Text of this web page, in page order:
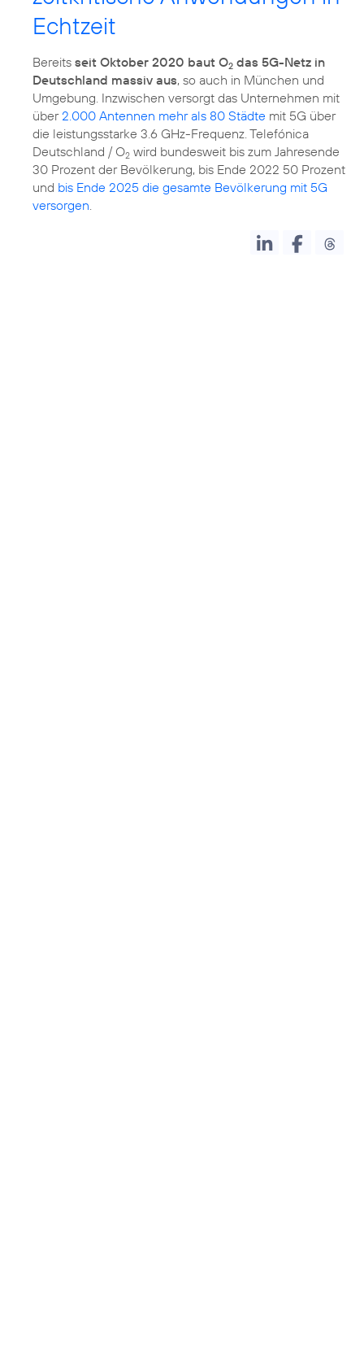
Echtzeit
Bereits seit Oktober 2020 baut O2 das 5G-Netz in
Deutschland massiv aus, so auch in München und
Umgebung. Inzwischen versorgt das Unternehmen mit
über 2.000 Antennen mehr als 80 Städte mit 5G über
die leistungsstarke 3.6 GHz-Frequenz. Telefónica
Deutschland / O2 wird bundesweit bis zum Jahresende
30 Prozent der Bevölkerung, bis Ende 2022 50 Prozent
und bis Ende 2025 die gesamte Bevölkerung mit 5G
versorgen.